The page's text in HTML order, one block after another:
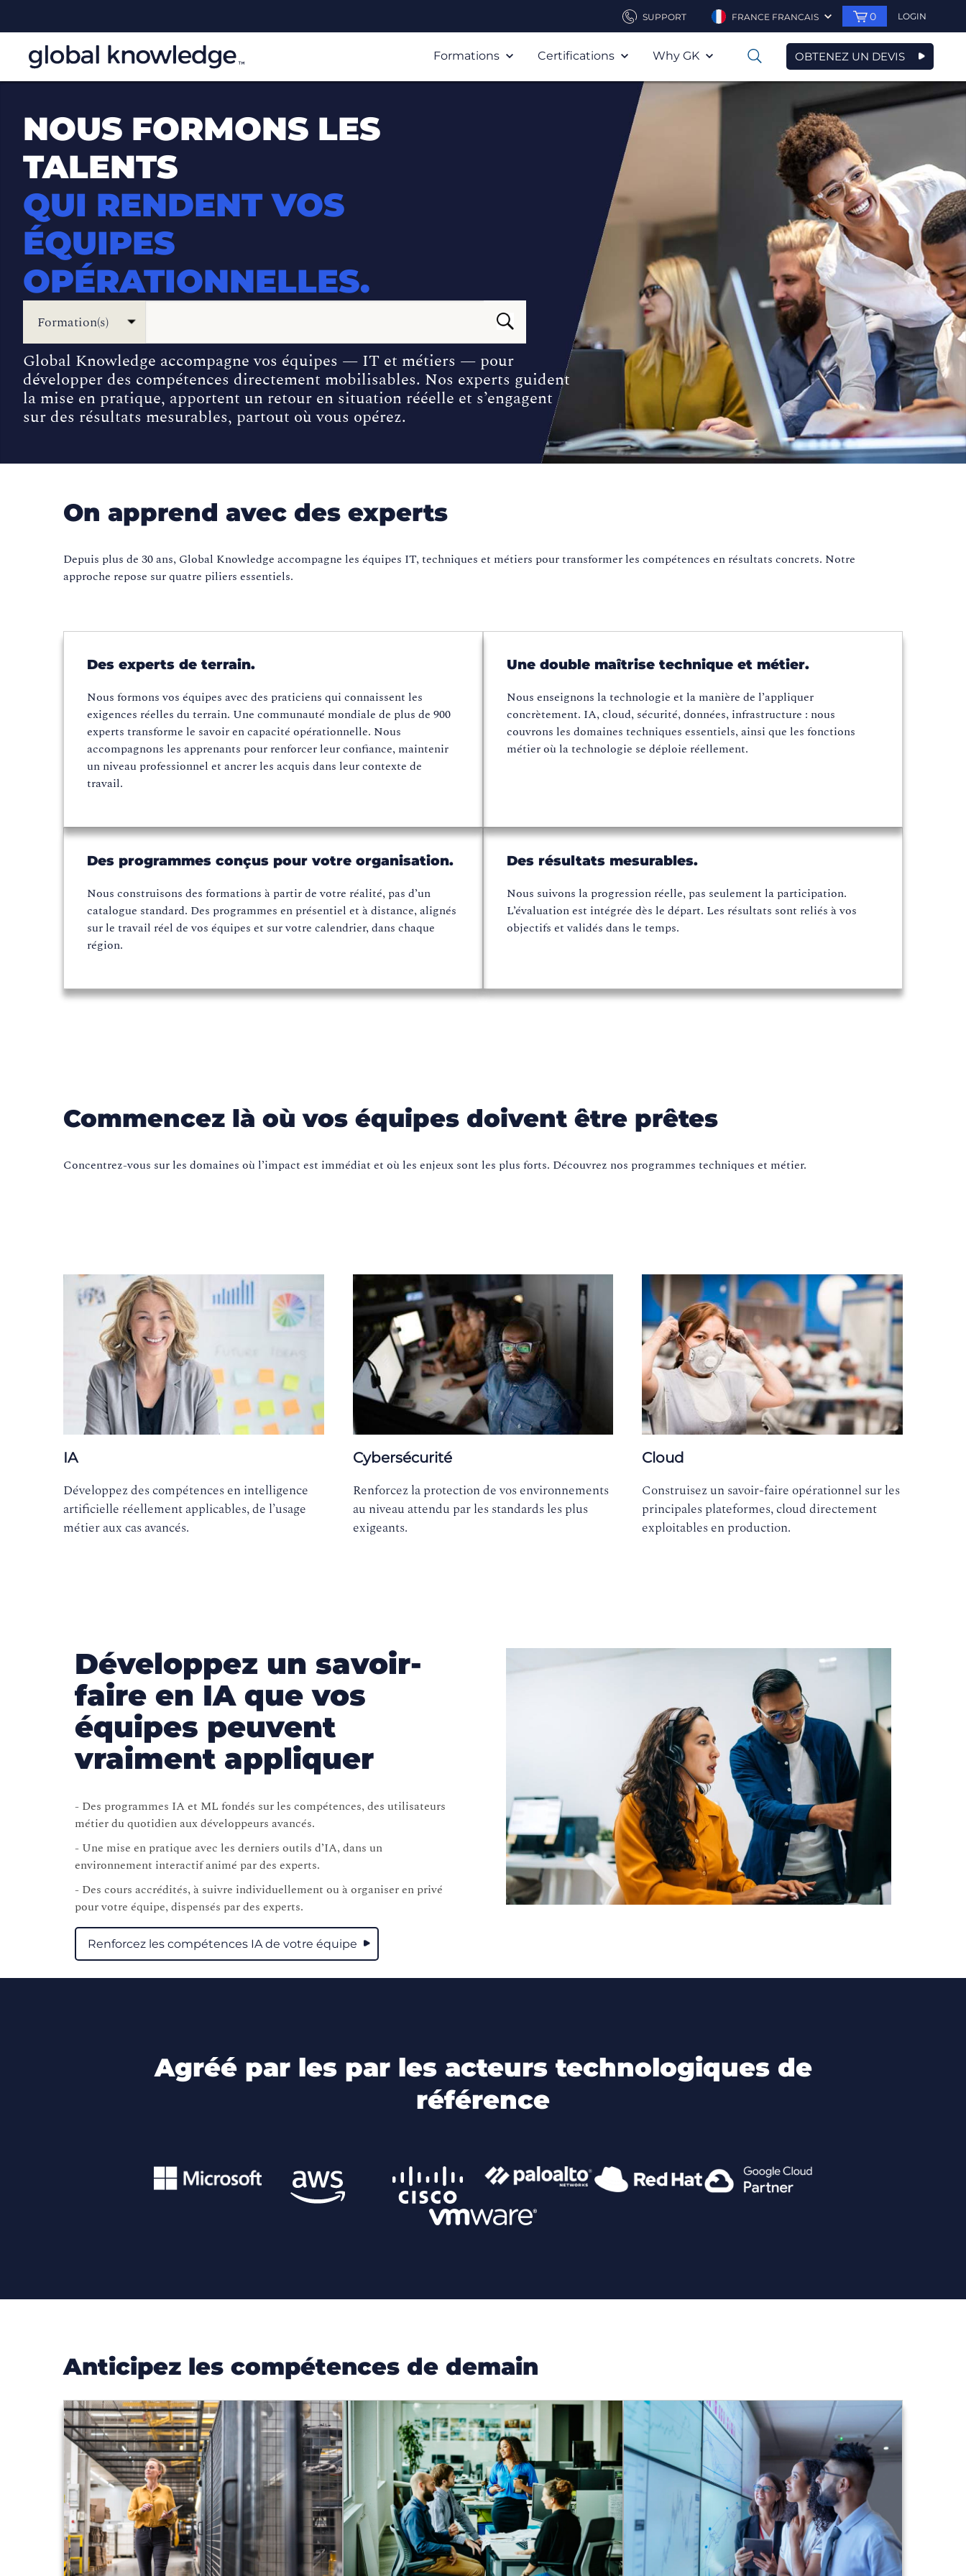
SUPPORT FRANCE FRANCAIS 0 LOGIN
Formations Certifications Why GK 0 OBTENEZ UN DEVIS
NOUS FORMONS LES
TALENTS
QUI RENDENT VOS
ÉQUIPES
OPÉRATIONNELLES.
Formation(s)
Global Knowledge accompagne vos équipes — IT et métiers — pour
développer des compétences directement mobilisables. Nos experts guident
la mise en pratique, apportent un retour en situation rééelle et s’engagent
sur des résultats mesurables, partout où vous opérez.
On apprend avec des experts
Depuis plus de 30 ans, Global Knowledge accompagne les équipes IT, techniques et métiers pour transformer les compétences en résultats concrets. Notre
approche repose sur quatre piliers essentiels.
Des experts de terrain.
Nous formons vos équipes avec des praticiens qui connaissent les
exigences réelles du terrain. Une communauté mondiale de plus de 900
experts transforme le savoir en capacité opérationnelle. Nous
accompagnons les apprenants pour renforcer leur confiance, maintenir
un niveau professionnel et ancrer les acquis dans leur contexte de
travail.
Une double maîtrise technique et métier.
Nous enseignons la technologie et la manière de l’appliquer
concrètement. IA, cloud, sécurité, données, infrastructure : nous
couvrons les domaines techniques essentiels, ainsi que les fonctions
métier où la technologie se déploie réellement.
Des programmes conçus pour votre organisation.
Nous construisons des formations à partir de votre réalité, pas d’un
catalogue standard. Des programmes en présentiel et à distance, alignés
sur le travail réel de vos équipes et sur votre calendrier, dans chaque
région.
Des résultats mesurables.
Nous suivons la progression réelle, pas seulement la participation.
L’évaluation est intégrée dès le départ. Les résultats sont reliés à vos
objectifs et validés dans le temps.
Commencez là où vos équipes doivent être prêtes
Concentrez-vous sur les domaines où l’impact est immédiat et où les enjeux sont les plus forts. Découvrez nos programmes techniques et métier.
IA
Développez des compétences en intelligence
artificielle réellement applicables, de l’usage
métier aux cas avancés.
Cybersécurité
Renforcez la protection de vos environnements
au niveau attendu par les standards les plus
exigeants.
Cloud
Construisez un savoir-faire opérationnel sur les
principales plateformes, cloud directement
exploitables en production.
Développez un savoir-
faire en IA que vos
équipes peuvent
vraiment appliquer
- Des programmes IA et ML fondés sur les compétences, des utilisateurs
métier du quotidien aux développeurs avancés.
- Une mise en pratique avec les derniers outils d’IA, dans un
environnement interactif animé par des experts.
- Des cours accrédités, à suivre individuellement ou à organiser en privé
pour votre équipe, dispensés par des experts.
Renforcez les compétences IA de votre équipe
Agréé par les par les acteurs technologiques de
référence
Anticipez les compétences de demain